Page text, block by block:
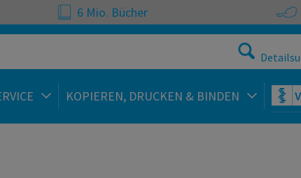
6 Mio. Bücher
KOPIEREN, DRUCKEN & BINDEN